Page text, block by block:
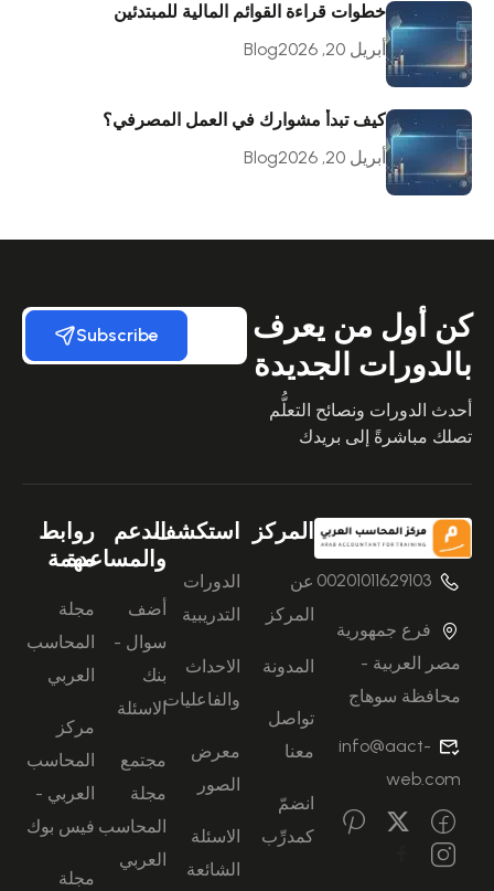
خطوات قراءة القوائم المالية للمبتدئين
أبريل 20, 2026
Blog
كيف تبدأ مشوارك في العمل المصرفي؟
أبريل 20, 2026
Blog
كن أول من يعرف
بالدورات الجديدة
أحدث الدورات ونصائح التعلُّم
تصلك مباشرةً إلى بريدك
Subscribe
00201011629103
فرع جمهورية
مصر العربية -
محافظة سوهاج
info@aact-
web.com
المركز
عن
المركز
المدونة
تواصل
معنا
انضمّ
كمدرِّب
استكشف
الدورات
التدريبية
الاحداث
والفاعليات
معرض
الصور
الاسئلة
الشائعة
الدعم
والمساعدة
أضف
سوال -
بنك
الاسئلة
مجتمع
مجلة
المحاسب
العربي
روابط
مهمة
مجلة
المحاسب
العربي
مركز
المحاسب
العربي -
فيس بوك
مجلة